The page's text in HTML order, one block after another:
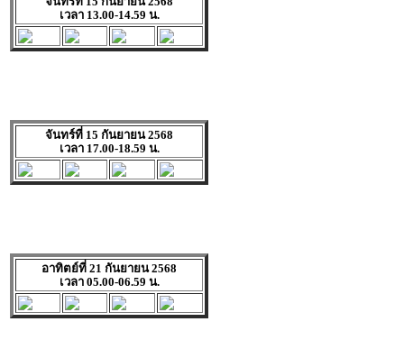
เวลา 13.00-14.59 น.
จันทร์ที่ 15 กันยายน 2568
เวลา 17.00-18.59 น.
อาทิตย์ที่ 21 กันยายน 2568
เวลา 05.00-06.59 น.